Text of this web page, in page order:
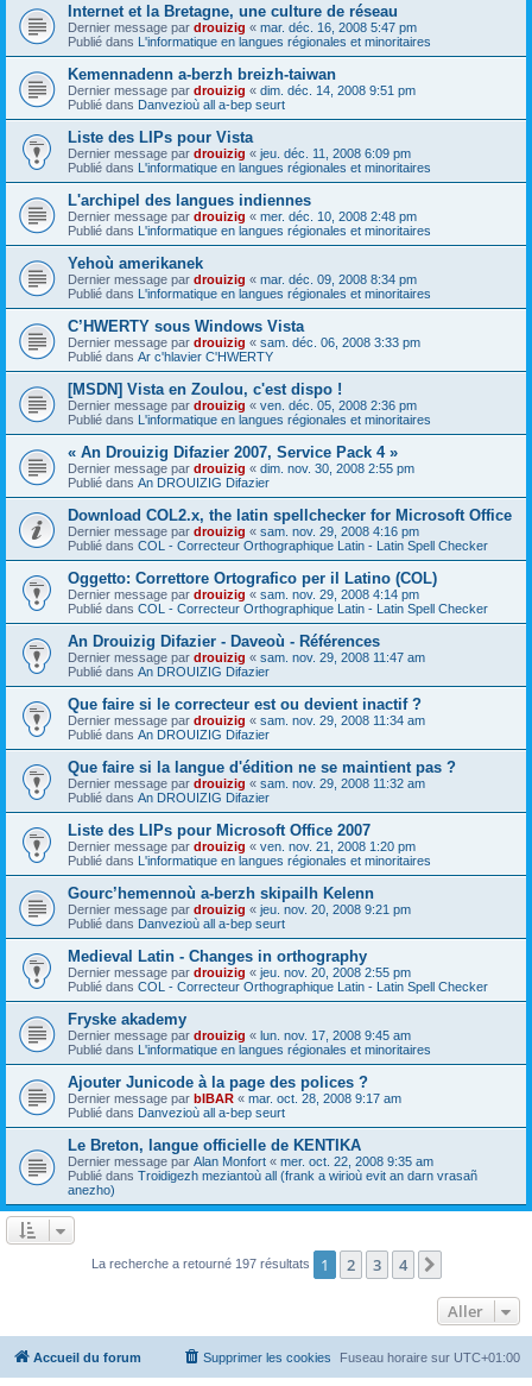
Internet et la Bretagne, une culture de réseau
Dernier message par drouizig « mar. déc. 16, 2008 5:47 pm
Publié dans L'informatique en langues régionales et minoritaires
Kemennadenn a-berzh breizh-taiwan
Dernier message par drouizig « dim. déc. 14, 2008 9:51 pm
Publié dans Danvezioù all a-bep seurt
Liste des LIPs pour Vista
Dernier message par drouizig « jeu. déc. 11, 2008 6:09 pm
Publié dans L'informatique en langues régionales et minoritaires
L'archipel des langues indiennes
Dernier message par drouizig « mer. déc. 10, 2008 2:48 pm
Publié dans L'informatique en langues régionales et minoritaires
Yehoù amerikanek
Dernier message par drouizig « mar. déc. 09, 2008 8:34 pm
Publié dans L'informatique en langues régionales et minoritaires
C’HWERTY sous Windows Vista
Dernier message par drouizig « sam. déc. 06, 2008 3:33 pm
Publié dans Ar c'hlavier C'HWERTY
[MSDN] Vista en Zoulou, c'est dispo !
Dernier message par drouizig « ven. déc. 05, 2008 2:36 pm
Publié dans L'informatique en langues régionales et minoritaires
« An Drouizig Difazier 2007, Service Pack 4 »
Dernier message par drouizig « dim. nov. 30, 2008 2:55 pm
Publié dans An DROUIZIG Difazier
Download COL2.x, the latin spellchecker for Microsoft Office
Dernier message par drouizig « sam. nov. 29, 2008 4:16 pm
Publié dans COL - Correcteur Orthographique Latin - Latin Spell Checker
Oggetto: Correttore Ortografico per il Latino (COL)
Dernier message par drouizig « sam. nov. 29, 2008 4:14 pm
Publié dans COL - Correcteur Orthographique Latin - Latin Spell Checker
An Drouizig Difazier - Daveoù - Références
Dernier message par drouizig « sam. nov. 29, 2008 11:47 am
Publié dans An DROUIZIG Difazier
Que faire si le correcteur est ou devient inactif ?
Dernier message par drouizig « sam. nov. 29, 2008 11:34 am
Publié dans An DROUIZIG Difazier
Que faire si la langue d'édition ne se maintient pas ?
Dernier message par drouizig « sam. nov. 29, 2008 11:32 am
Publié dans An DROUIZIG Difazier
Liste des LIPs pour Microsoft Office 2007
Dernier message par drouizig « ven. nov. 21, 2008 1:20 pm
Publié dans L'informatique en langues régionales et minoritaires
Gourc’hemennoù a-berzh skipailh Kelenn
Dernier message par drouizig « jeu. nov. 20, 2008 9:21 pm
Publié dans Danvezioù all a-bep seurt
Medieval Latin - Changes in orthography
Dernier message par drouizig « jeu. nov. 20, 2008 2:55 pm
Publié dans COL - Correcteur Orthographique Latin - Latin Spell Checker
Fryske akademy
Dernier message par drouizig « lun. nov. 17, 2008 9:45 am
Publié dans L'informatique en langues régionales et minoritaires
Ajouter Junicode à la page des polices ?
Dernier message par bIBAR « mar. oct. 28, 2008 9:17 am
Publié dans Danvezioù all a-bep seurt
Le Breton, langue officielle de KENTIKA
Dernier message par Alan Monfort « mer. oct. 22, 2008 9:35 am
Publié dans Troidigezh meziantoù all (frank a wirioù evit an darn vrasañ
anezho)
La recherche a retourné 197 résultats 1 2 3 4
Aller
Accueil du forum Fuseau horaire sur UTC+01:00
Supprimer les cookies